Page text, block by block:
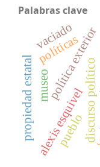
Palabras clave
discurso político
política exterior
alexis esquivel
políticas
pueblo
museo
vaciado
propiedad estatal